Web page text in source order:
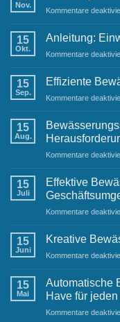
Nov.
Kommentare
15
Okt.
Anleitung:
Kommentare
15
Sep.
Effiziente
Kommentare
15
Aug.
Kommentare
15
Juli
Effektive
Kommentare
15
Juni
Kreative
Kommentare
15
Mai
Automatische
Have für
Kommentare